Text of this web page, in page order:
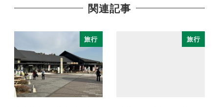
関連記事
旅行 旅行